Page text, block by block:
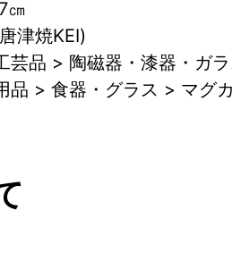
㎝
津焼KEI)
芸品 > 陶磁器・漆器・ガラ
品 > 食器・グラス > マグ